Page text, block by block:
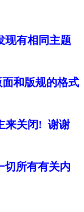
现有相同主题
和版规的格式
来关闭! 谢谢
切所有有关内